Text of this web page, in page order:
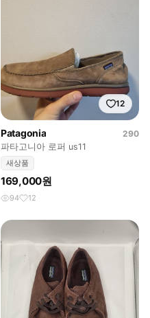
12
Patagonia
290
파타고니아 로퍼 us11
새상품
169,000원
94 12